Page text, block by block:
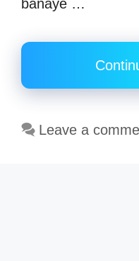
banaye …
Leave a